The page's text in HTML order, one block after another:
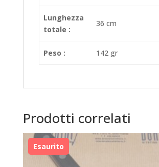
Lunghezza
totale :
36 cm
Peso : 142 gr
Prodotti correlati